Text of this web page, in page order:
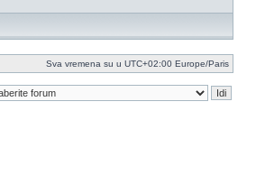
Sva vremena su u UTC+02:00 Europe/Paris